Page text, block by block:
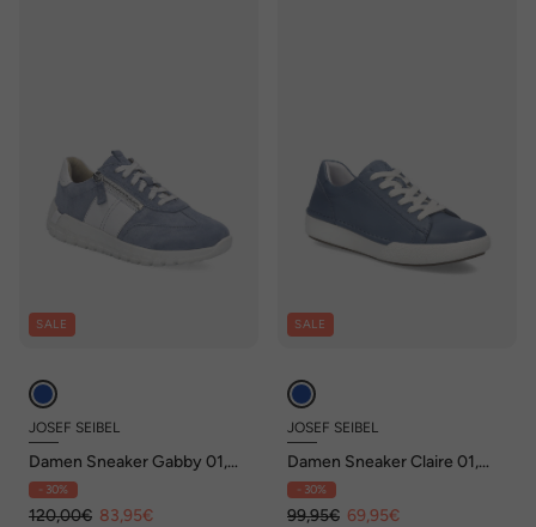
SALE
JOSEF SEIBEL
Damen Sneaker Gabby 01,
slate blue-kombi
- 30%
120,00€ 83,95€
SALE
JOSEF SEIBEL
Damen Sneaker Claire 01,
slate blue
- 30%
99,95€ 69,95€